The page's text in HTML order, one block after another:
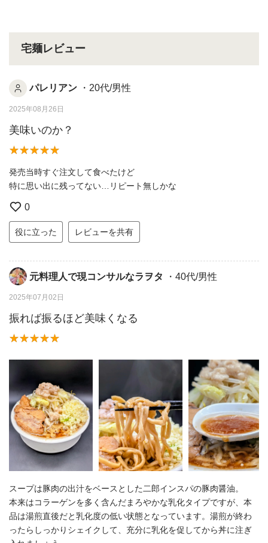
宅麺レビュー
パレリアン ・20代/男性
2025年08月26日
美味いのか？
発売当時すぐ注文して食べたけど
特に思い出に残ってない…リピート無しかな
0
役に立った レビューを共有
元料理人で現コンサルなラヲタ ・40代/男性
2025年07月02日
振れば振るほど美味くなる
スープは豚肉の出汁をベースとした二郎インスパの豚肉醤油。
本来はコラーゲンを多く含んだまろやかな乳化タイプですが、本
品は湯煎直後だと乳化度の低い状態となっています。湯煎が終わ
ったらしっかりシェイクして、充分に乳化を促してから丼に注ぎ